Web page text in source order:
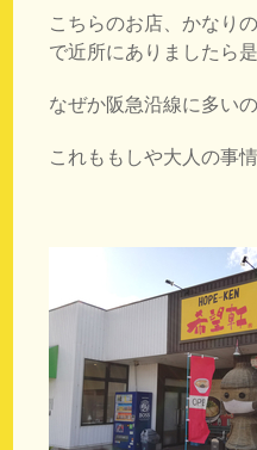
こちらのお店、かなり
で近所にありましたら
なぜか阪急沿線に多い
これももしや大人の事